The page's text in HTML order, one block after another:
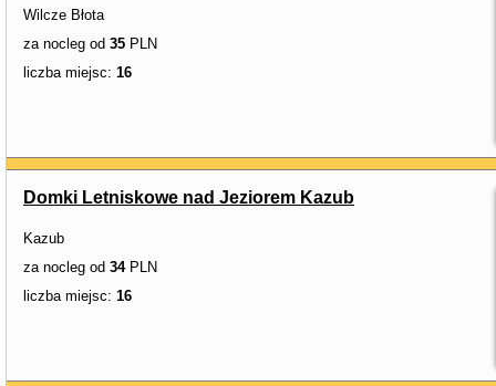
Wilcze Błota
za nocleg od 35 PLN
liczba miejsc: 16
Domki Letniskowe nad Jeziorem Kazub
Kazub
za nocleg od 34PLN
liczba miejsc: 16